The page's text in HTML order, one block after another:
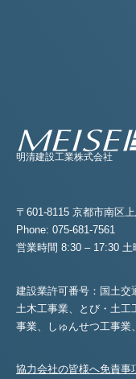
明清建設工業株式会社
〒601-8115 京都市南区
Phone: 075-681-7561
営業時間 8:30 – 17:30
建設業許可番号：国土交
土木工事業、とび・土工
事業、
しゅんせつ工事業
協力会社の皆様へ免責事